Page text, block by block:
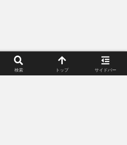
検索 トップ サイドバー